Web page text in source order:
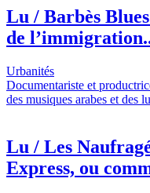
Lu / Barbès
de
Urbanités
Documentariste et
des musiques arabes et des
Lu / Les
Express, ou